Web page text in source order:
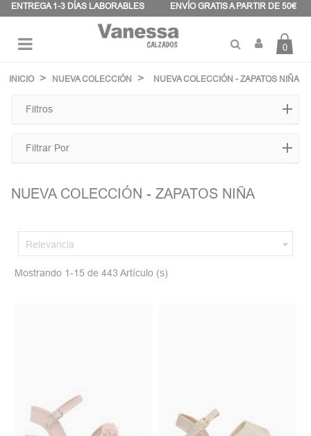
ENTREGA 1-3 DÍAS LABORABLES ENVÍO GRATIS A PARTIR DE 50€
de
palanca
0
INICIO NUEVA COLECCIÓN NUEVA COLECCIÓN - ZAPATOS NIÑA
Filtros
Filtrar Por
NUEVA COLECCIÓN - ZAPATOS NIÑA
Relevancia 
Mostrando 1-15 de 443 Artículo (s)
Panel de gestión de cookies